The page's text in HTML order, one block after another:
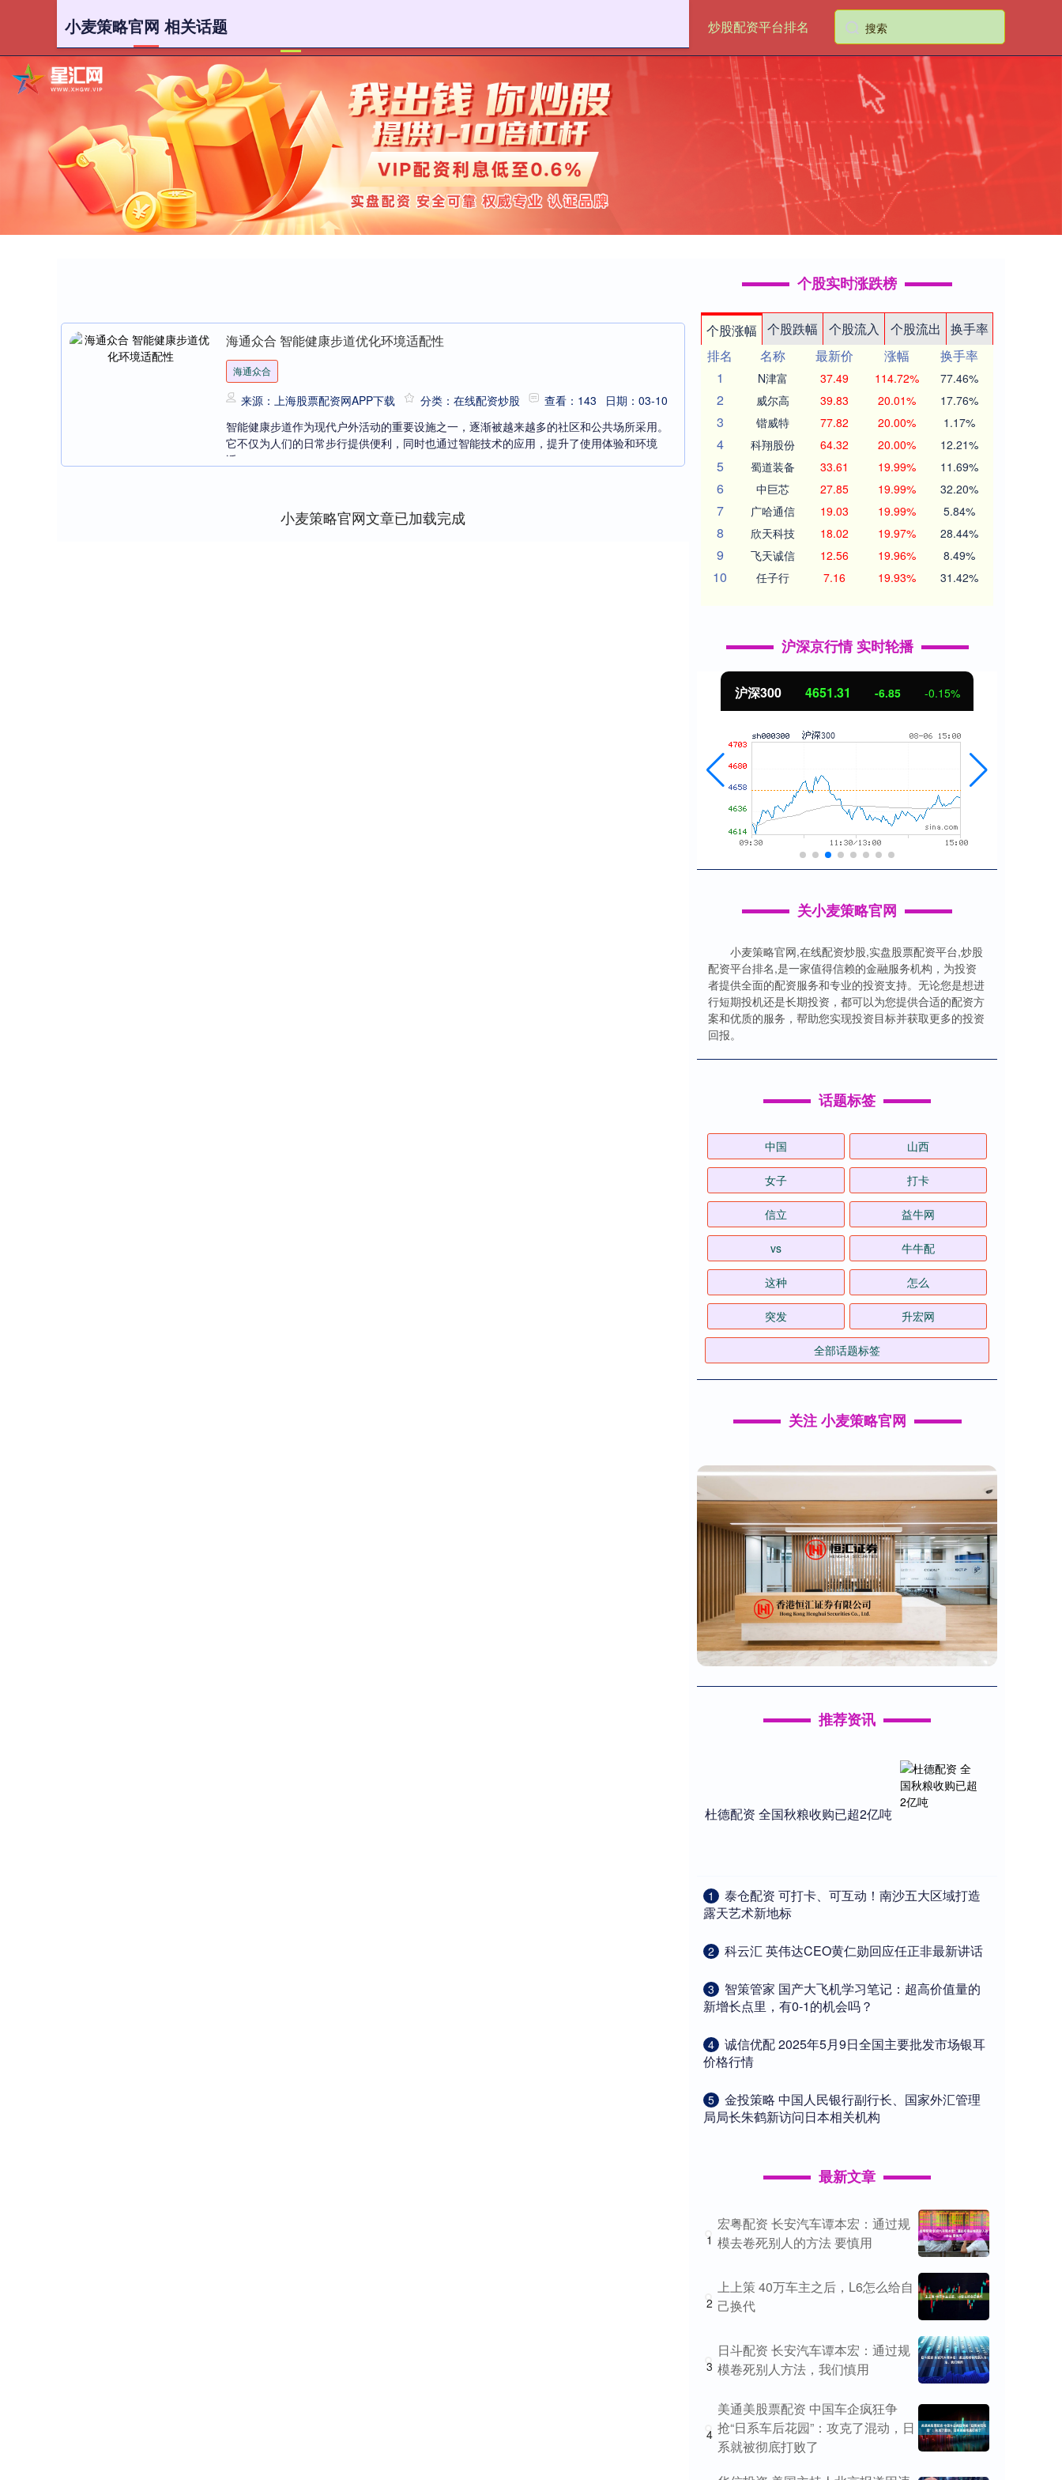
炒股配资平台排名
小麦策略官网 相关话题
海通众合 智能健康步道优化环境适配性
海通众合
来源：上海股票配资网APP下载 分类：在线配资炒股 查看：143
日期：03-10
智能健康步道作为现代户外活动的重要设施之一，逐渐被越来越多的社区和公共场所采用。
它不仅为人们的日常步行提供便利，同时也通过智能技术的应用，提升了使用体验和环境
适....
小麦策略官网文章已加载完成
个股实时涨跌榜
个股涨幅 个股跌幅 个股流入 个股流出
换手率
排名
名称 最新价 涨幅
换手率
1
N津富 37.49 114.72% 77.46%
2 威尔高 39.83 20.01% 17.76%
3 锴威特 77.82 20.00% 1.17%
4 科翔股份 64.32 20.00% 12.21%
5 蜀道装备 33.61 19.99% 11.69%
6 中巨芯 27.85 19.99% 32.20%
7 广哈通信 19.03 19.99% 5.84%
8 欣天科技 18.02 19.97% 28.44%
9 飞天诚信 12.56 19.96% 8.49%
10 任子行 7.16 19.93% 31.42%
沪深京行情 实时轮播
4651.31 -6.85 -0.15%
关小麦策略官网
小麦策略官网,在线配资炒股,实盘股票配资平台,炒股
配资平台排名,是一家值得信赖的金融服务机构，为投资
者提供全面的配资服务和专业的投资支持。无论您是想进
行短期投机还是长期投资，都可以为您提供合适的配资方
案和优质的服务，帮助您实现投资目标并获取更多的投资
回报。
话题标签
中国 山西
女子 打卡
信立 益牛网
vs 牛牛配
这种 怎么
突发 升宏网
全部话题标签
关注 小麦策略官网
推荐资讯
杜德配资 全国秋粮收购已超2亿吨
1
​泰仓配资 可打卡、可互动！南沙五大区域打造
露天艺术新地标
2 ​科云汇 英伟达CEO黄仁勋回应任正非最新讲话
3
​智策管家 国产大飞机学习笔记：超高价值量的
新增长点里，有0-1的机会吗？
4
​诚信优配 2025年5月9日全国主要批发市场银耳
价格行情
5
​金投策略 中国人民银行副行长、国家外汇管理
局局长朱鹤新访问日本相关机构
最新文章
1
宏粤配资 长安汽车谭本宏：通过规
模去卷死别人的方法 要慎用
2
上上策 40万车主之后，L6怎么给自
己换代
3
日斗配资 长安汽车谭本宏：通过规
模卷死别人方法，我们慎用
4
美通美股票配资 中国车企疯狂争
抢“日系车后花园”：攻克了混动，日
系就被彻底打败了